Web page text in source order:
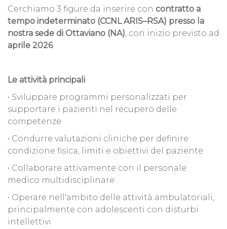
Cerchiamo 3 figure da inserire con contratto a
tempo indeterminato (CCNL ARIS–RSA) presso la
nostra sede di Ottaviano (NA), con inizio previsto ad
aprile 2026.
Le attività principali
• Sviluppare programmi personalizzati per
supportare i pazienti nel recupero delle
competenze
• Condurre valutazioni cliniche per definire
condizione fisica, limiti e obiettivi del paziente
• Collaborare attivamente con il personale
medico multidisciplinare
• Operare nell'ambito delle attività ambulatoriali,
principalmente con adolescenti con disturbi
intellettivi